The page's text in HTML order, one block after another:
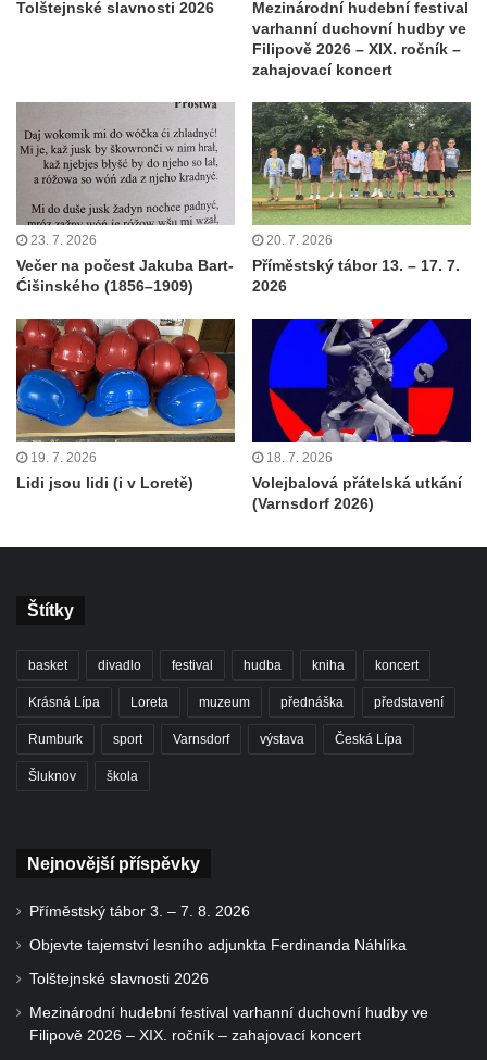
Tolštejnské slavnosti 2026
Mezinárodní hudební festival
varhanní duchovní hudby ve
Filipově 2026 – XIX. ročník –
zahajovací koncert
23. 7. 2026
Večer na počest Jakuba Bart-
Ćišinského (1856–1909)
20. 7. 2026
Příměstský tábor 13. – 17. 7.
2026
19. 7. 2026
Lidi jsou lidi (i v Loretě)
18. 7. 2026
Volejbalová přátelská utkání
(Varnsdorf 2026)
Štítky
basket divadlo festival hudba kniha koncert
Krásná Lípa Loreta muzeum přednáška představení
Rumburk sport Varnsdorf výstava Česká Lípa
Šluknov škola
Nejnovější příspěvky
Příměstský tábor 3. – 7. 8. 2026
Objevte tajemství lesního adjunkta Ferdinanda Náhlíka
Tolštejnské slavnosti 2026
Mezinárodní hudební festival varhanní duchovní hudby ve
Filipově 2026 – XIX. ročník – zahajovací koncert